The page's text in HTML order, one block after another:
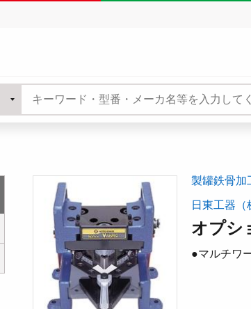
製罐鉄骨加
日東工器（
オプシ
●マルチワ